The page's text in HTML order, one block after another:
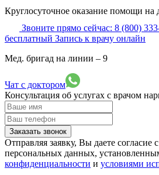
Круглосуточное оказание помощи
Звоните прямо сейчас: 8 (800)
бесплатный Запись к врачу онлайн
Мед. бригад на линии – 9
Чат с доктором
Консультация об услугах с врачом
Заказать звонок
Отправляя заявку, Вы даете согласие
персональных данных,
конфиденциальности и условиями